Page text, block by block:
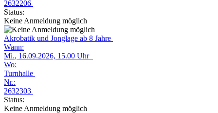
2632206
Status:
Keine Anmeldung möglich
Akrobatik und Jonglage ab 8 Jahre
Wann:
Mi., 16.09.2026, 15.00 Uhr
Wo:
Turnhalle
Nr.:
2632303
Status:
Keine Anmeldung möglich